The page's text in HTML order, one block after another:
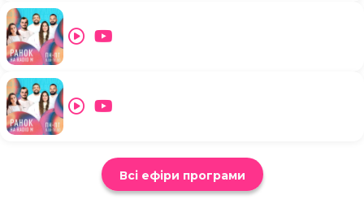
Всі ефіри програми